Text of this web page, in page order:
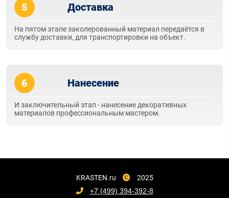
5 Доставка
На пятом этапе заколерованный материал передаётся в
службу доставки, для транспортировки на объект.
6 Нанесение
И заключительный этап - нанесение декоративных
материалов профессиональным мастером.
KRASTEN.ru
2025
+7 (499) 394-392-8